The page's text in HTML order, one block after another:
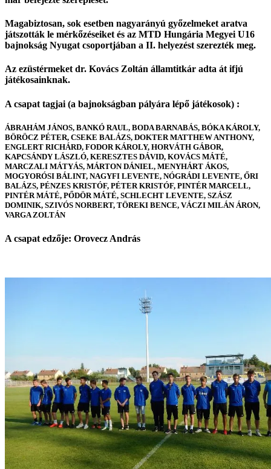
Magabiztosan, sok esetben nagyarányú győzelmeket aratva
játszották le mérkőzéseiket és az MTD Hungária Megyei U16
bajnokság Nyugat csoportjában a II. helyezést szerezték meg.
Az ezüstérmeket dr. Kovács Zoltán államtitkár adta át ifjú
játékosainknak.
A csapat tagjai (a bajnokságban pályára lépő játékosok) :
ÁBRAHÁM JÁNOS, BANKÓ RAUL, BODA BARNABÁS, BÓKA KÁROLY,
BÖRÖCZ PÉTER, CSEKE BALÁZS, DOKTER MATTHEW ANTHONY,
ENGLERT RICHÁRD, FODOR KÁROLY, HORVÁTH GÁBOR,
KAPCSÁNDY LÁSZLÓ, KERESZTES DÁVID, KOVÁCS MÁTÉ,
MARCZALI MÁTYÁS, MÁRTON DÁNIEL, MENYHÁRT ÁKOS,
MOGYORÓSI BÁLINT, NAGYFI LEVENTE, NÓGRÁDI LEVENTE, ŐRI
BALÁZS, PÉNZES KRISTÓF, PÉTER KRISTÓF, PINTÉR MARCELL,
PINTÉR MÁTÉ, PŐDÖR MÁTÉ, SCHLECHT LEVENTE, SZÁSZ
DOMINIK, SZIVÓS NORBERT, TÖREKI BENCE, VÁCZI MILÁN ÁRON,
VARGA ZOLTÁN
A csapat edzője: Orovecz András